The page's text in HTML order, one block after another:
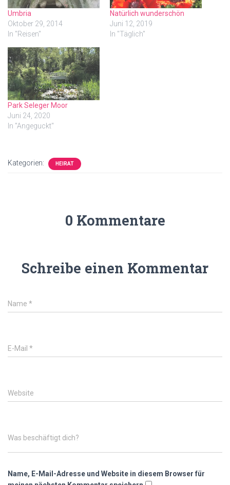
Umbria
Oktober 29, 2014
In "Reisen"
Natürlich wunderschön
Juni 12, 2019
In "Täglich"
Park Seleger Moor
Juni 24, 2020
In "Angeguckt"
Kategorien: HEIRAT
0 Kommentare
Schreibe einen Kommentar
Name *
E-Mail *
Website
Was beschäftigt dich?
Name, E-Mail-Adresse und Website in diesem Browser für